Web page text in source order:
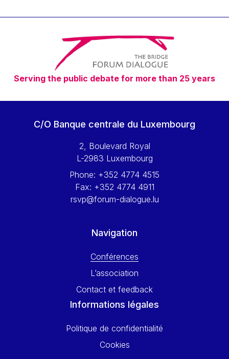
Timothy Radcliffe
Vaclav Klaus
Vassilios Skouris
Vítor Manuel da Silva Caldeira
Viviane Reding
Walter Hagg
Wolfgang Ketterle
Yossi Beillin
Yves FRANCHET
Serving the public debate for more than 25 years
C/O Banque centrale du Luxembourg
2, Boulevard Royal
L-2983 Luxembourg
Phone: +352 4774 4515
Fax: +352 4774 4911
rsvp@forum-dialogue.lu
Navigation
Conférences
L’association
Contact et feedback
Informations légales
Politique de confidentialité
Cookies